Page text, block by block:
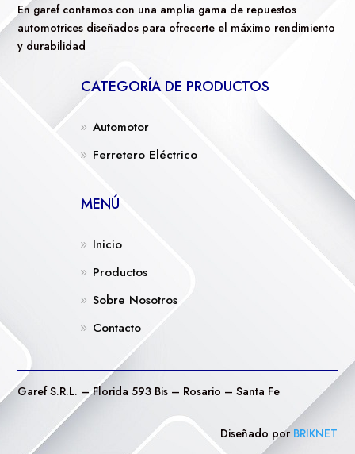
En garef contamos con una amplia gama de repuestos
automotrices diseñados para ofrecerte el máximo rendimiento
y durabilidad
CATEGORÍA DE PRODUCTOS
Automotor
Ferretero Eléctrico
MENÚ
Inicio
Productos
Sobre Nosotros
Contacto
Garef S.R.L. – Florida 593 Bis – Rosario – Santa Fe
Diseñado por BRIKNET